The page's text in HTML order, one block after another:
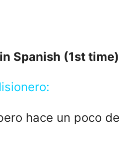
Spanish (1st time)
hace un poco de